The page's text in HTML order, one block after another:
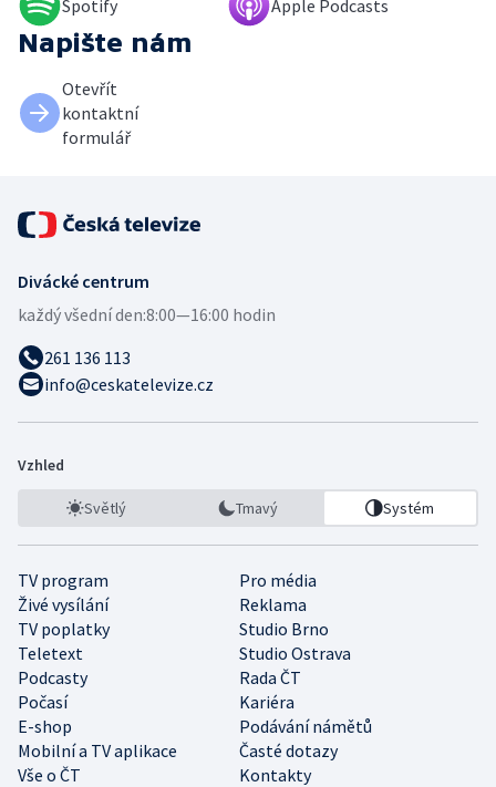
Spotify Apple Podcasts
Napište nám
Otevřít
kontaktní
formulář
Divácké centrum
každý všední den:8:00—16:00 hodin
261 136 113
info@ceskatelevize.cz
Vzhled
Světlý Tmavý Systém
TV program
Pro média
Živé vysílání
Reklama
TV poplatky
Studio Brno
Teletext
Studio Ostrava
Podcasty
Rada ČT
Počasí
Kariéra
E-shop
Podávání námětů
Mobilní a TV aplikace
Časté dotazy
Vše o ČT
Kontakty